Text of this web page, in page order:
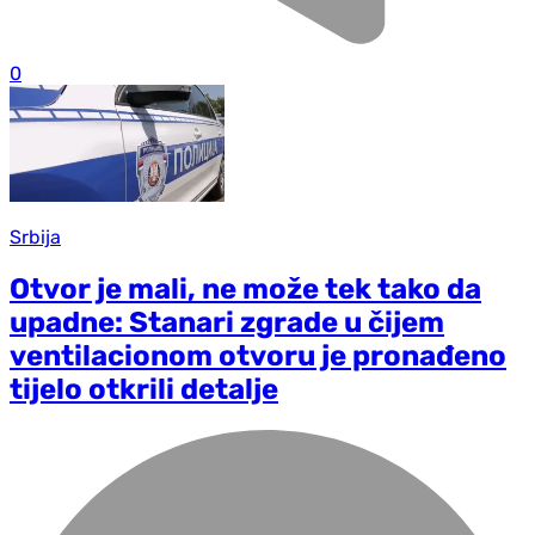
0
Srbija
Otvor je mali, ne može tek tako da
upadne: Stanari zgrade u čijem
ventilacionom otvoru je pronađeno
tijelo otkrili detalje